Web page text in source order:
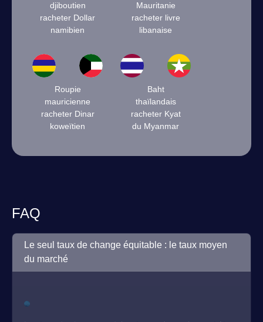
djiboutien
racheter Dollar
namibien
Mauritanie
racheter livre
libanaise
Roupie
mauricienne
racheter Dinar
koweïtien
Baht
thaïlandais
racheter Kyat
du Myanmar
FAQ
Le seul taux de change équitable : le taux moyen
du marché